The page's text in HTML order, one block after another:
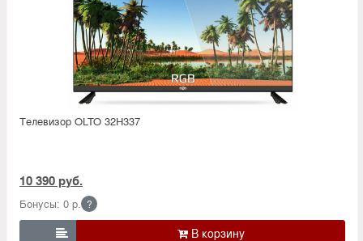
Телевизор OLTO 32H337
10 390 руб.
Бонусы: 0 р. ?
